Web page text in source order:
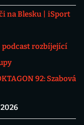
na Blesku
iSport
podcast rozbíjející
92: Szabová